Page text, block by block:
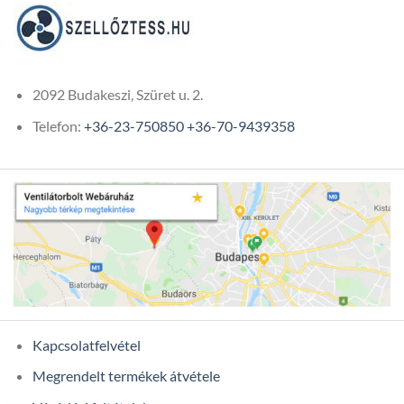
2092 Budakeszi, Szüret u. 2.
Telefon: +36-23-750850+36-70-9439358
Kapcsolatfelvétel
Megrendelt termékek átvétele